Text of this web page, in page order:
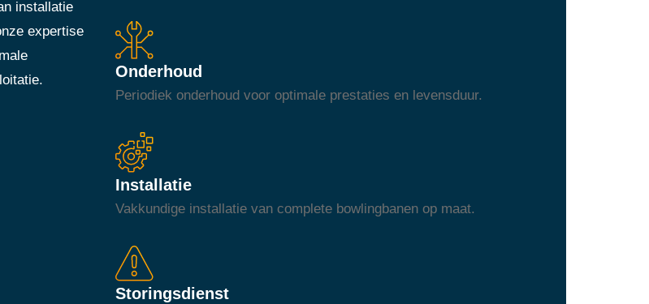
installatie
expertise
Onderhoud
Periodiek onderhoud voor optimale prestaties en levensduur.
Installatie
Vakkundige installatie van complete bowlingbanen op maat.
Storingsdienst